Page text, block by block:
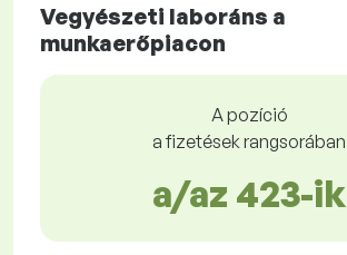
Vegyészeti laboráns a
munkaerőpiacon
A pozíció
a fizetések rangsorában
a/az 423-ik